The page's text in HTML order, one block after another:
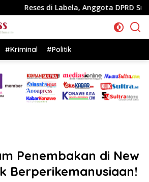
Anggota DPRD Sultra Dr Ardin Akan
#Kriminal #Politik
Penembakan di New
Berperikemanusiaan!